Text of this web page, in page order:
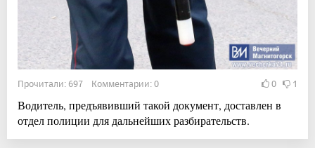
Прочитали: 697 Комментарии: 0 0 1
Водитель, предъявивший такой документ, доставлен в
отдел полиции для дальнейших разбирательств.